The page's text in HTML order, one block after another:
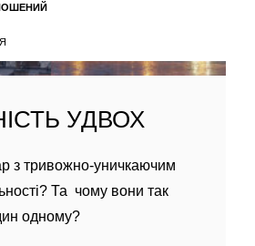
УДВОХ
з тривожно-уничкаючим
Та чому вони так
одному?